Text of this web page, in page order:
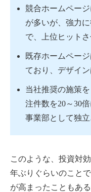
競合ホームペー
が多いが、強力
で、上位ヒットさ
既存ホームペー
ており、デザイ
当社推奨の施策
注件数を20～30
事業部として独立
このような、投資対
年ぶりぐらいのこと
が高まったこともあ